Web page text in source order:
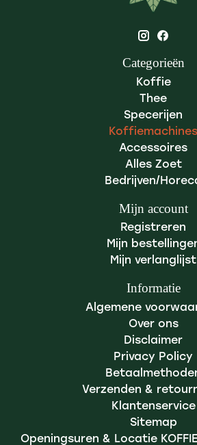
Categorieën
Koffie
Thee
Specerijen
Koffiemachines
Accessoires
Alles Zoet
Bedrijven/
Mijn account
Registreren
Mijn
Mijn verlanglijst
Informatie
Algemene
Over ons
Disclaimer
Privacy Policy
Verzenden &
Klantenservice
Sitemap
Openingsuren & Locatie